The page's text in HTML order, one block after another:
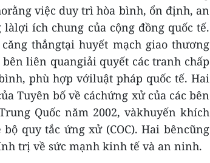
việc duy trì hòa bình, ổn định, an
ích chung của cộng đồng quốc tế.
thẳngtại huyết mạch giao thương
liên quangiải quyết các tranh chấp
phù hợp vớiluật pháp quốc tế. Hai
Tuyên bố về cáchứng xử của các bên
Quốc năm 2002, vàkhuyến khích
quy tắc ứng xử (COC). Hai bêncũng
trị về sức mạnh kinh tế và an ninh.